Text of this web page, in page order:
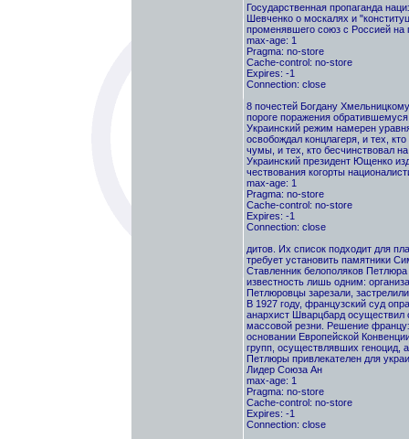
Государственная пропаганда
Шевченко о москалях и
променявшего союз с Россией на
max-age: 1
Pragma: no-store
Cache-control: no-store
Expires: -1
Connection: close
8 почестей Богдану
пороге поражения
Украинский режим намерен
освобождал концлагеря, и тех,
чумы, и тех, кто бесчинствовал
Украинский президент Ющенко
чествования когорты
max-age: 1
Pragma: no-store
Cache-control: no-store
Expires: -1
Connection: close
дитов. Их список подходит для
требует установить памятники
Ставленник белополяков
известность лишь одним:
Петлюровцы зарезали,
В 1927 году, французский суд
анархист Шварцбард осуществил
массовой резни. Решение
основании Европейской
групп, осуществлявших геноцид,
Петлюры привлекателен для
Лидер Союза Ан
max-age: 1
Pragma: no-store
Cache-control: no-store
Expires: -1
Connection: close